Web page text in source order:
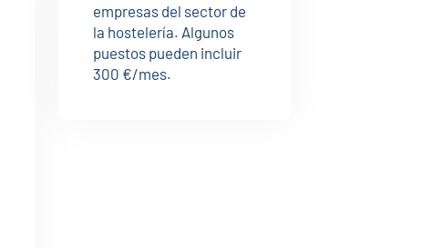
empresas del sector de
la hostelería. Algunos
puestos pueden incluir
300 €/mes.